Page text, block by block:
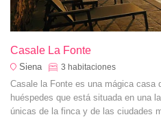
Casale La Fonte
Siena 3 habitaciones
Casale la Fonte es una mágica casa
huéspedes que está situada en una
únicas de la finca y de las ciudades